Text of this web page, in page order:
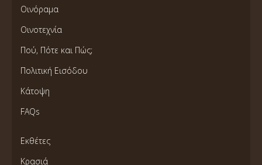
Οινόραμα
Οινοτεχνία
Πού, Πότε και Πώς;
Πολιτική Εισόδου
Κάτοψη
FAQs
Εκθέτες
Κρασιά